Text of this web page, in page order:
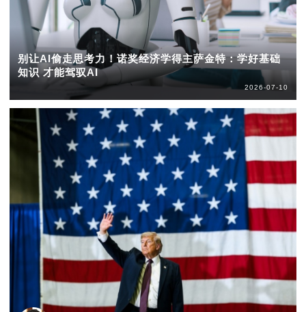
别让AI偷走思考力！诺奖经济学得主萨金特：学好基础
知识 才能驾驭AI
2026-07-10